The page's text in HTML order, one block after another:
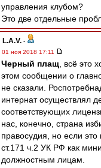
управления клубом?
Это две отдельные
L.А.V. -
01 ноя 2018 17:11
Черный плащ , всё это
этом сообщении о
не сказали.
интернат осуществлял
соответствующих
нас, конечно, страна
правосудия, но если это
ст.171 ч.2 УК РФ как
должностным лицам.